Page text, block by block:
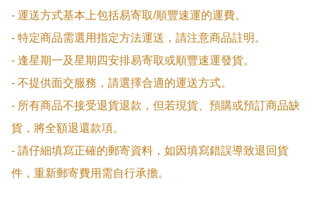
- 運送方式基本上包括易寄取/順豐速運的運費。
- 特定商品需選用指定方法運送，請注意商品註明。
- 逢星期一及星期四安排易寄取或順豐速運發貨。
- 不提供面交服務，請選擇合適的運送方式。
- 所有商品不接受退貨退款，但若現貨、預購或預訂商品缺
貨，將全額退還款項。
- 請仔細填寫正確的郵寄資料，如因填寫錯誤導致退回貨
件，重新郵寄費用需自行承擔。